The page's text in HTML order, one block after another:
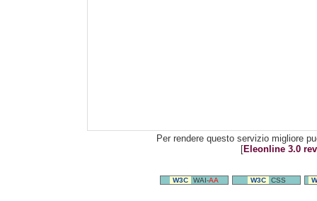
Per rendere questo servizio migliore
[Eleonline 3.0
W3C WAI-AA W3C CSS